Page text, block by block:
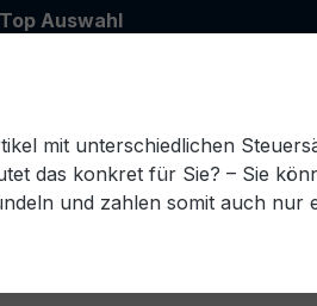
Top Auswahl
Estnisch Finnisch
mit unterschiedlichen
das konkret für Sie? – Sie
und zahlen somit auch nur